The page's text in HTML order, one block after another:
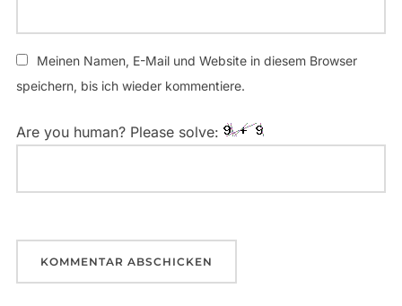
Meinen Namen, E-Mail und Website in diesem Browser
speichern, bis ich wieder kommentiere.
Are you human? Please solve: